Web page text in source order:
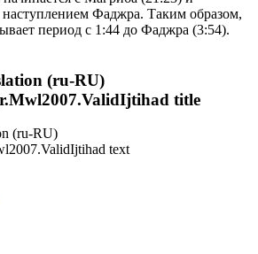
наступлением Фаджра. Таким образом,
период с 1:44 до Фаджра (3:54).
(ru-RU)
title
(ru-RU)
text